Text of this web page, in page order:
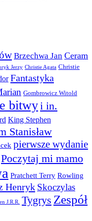
Brzechwa Jan Ceram
Jerzy Christie Agata Christie
Fantastyka
Gombrowicz Witold
bitwyi in.
King Stephen
Stanisław
pierwsze wydanie
Poczytaj mi mamo
Pratchett Terry Rowling
Henryk Skoczylas
J.R.R. Tygrys Zespół